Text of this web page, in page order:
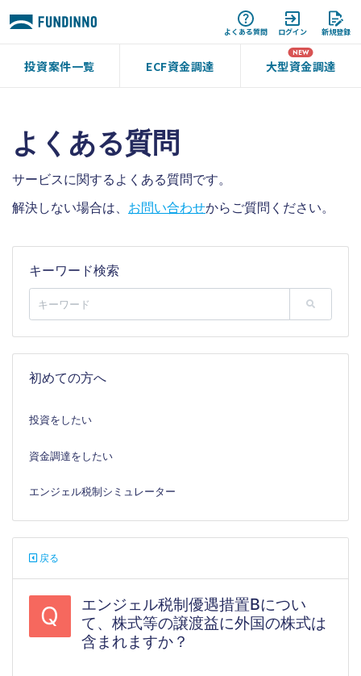
よくある質問 ログイン 新規登録
投資案件一覧 ECF資金調達 大型資金調達
よくある質問
サービスに関するよくある質問です。
解決しない場合は、 お問い合わせからご質問ください。
キーワード検索
初めての方へ
投資をしたい
資金調達をしたい
エンジェル税制シミュレーター
戻る
Q
エンジェル税制優遇措置Bについ
て、株式等の譲渡益に外国の株式は
含まれますか？